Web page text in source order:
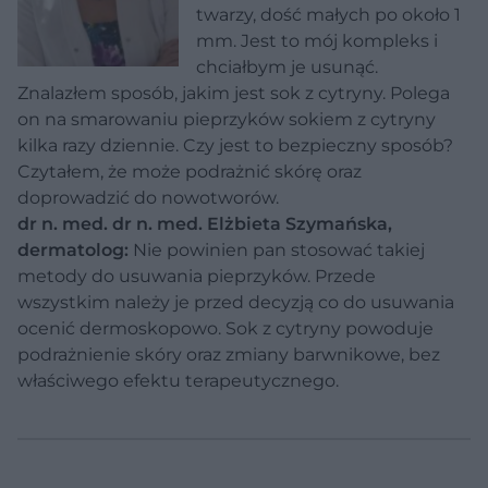
twarzy, dość małych po około 1
mm. Jest to mój kompleks i
chciałbym je usunąć.
Znalazłem sposób, jakim jest sok z cytryny. Polega
on na smarowaniu pieprzyków sokiem z cytryny
kilka razy dziennie. Czy jest to bezpieczny sposób?
Czytałem, że może podrażnić skórę oraz
doprowadzić do nowotworów.
dr n. med. dr n. med. Elżbieta Szymańska,
dermatolog: Nie powinien pan stosować takiej
metody do usuwania pieprzyków. Przede
wszystkim należy je przed decyzją co do usuwania
ocenić dermoskopowo. Sok z cytryny powoduje
podrażnienie skóry oraz zmiany barwnikowe, bez
właściwego efektu terapeutycznego.